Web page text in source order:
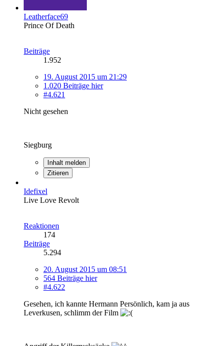
Leatherface69
Prince Of Death
Beiträge
1.952
19. August 2015 um 21:29
1.020 Beiträge hier
#4.621
Nicht gesehen
Siegburg
Inhalt melden
Zitieren
Idefixel
Live Love Revolt
Reaktionen
174
Beiträge
5.294
20. August 2015 um 08:51
564 Beiträge hier
#4.622
Gesehen, ich kannte Hermann Persönlich, kam ja aus
Leverkusen, schlimm der Film